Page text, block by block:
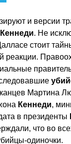
и версии
Кеннеди. Не
стоит
реакции.
Мартина
Кеннеди,
в президенты
что во
одиночки.